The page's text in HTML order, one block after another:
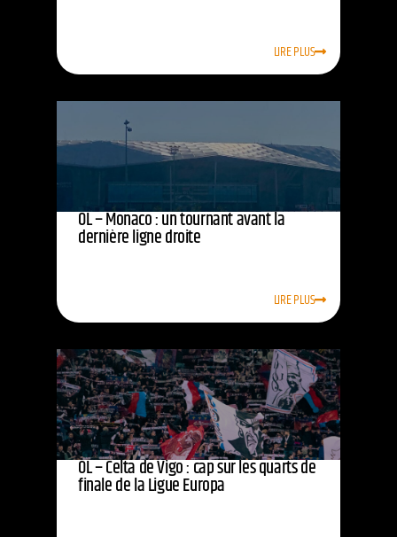
LIRE PLUS
OL – Monaco : un tournant avant la
dernière ligne droite
LIRE PLUS
OL – Celta de Vigo : cap sur les quarts de
finale de la Ligue Europa